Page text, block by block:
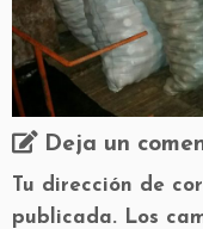
Deja un
Tu dirección de
publicada. Los